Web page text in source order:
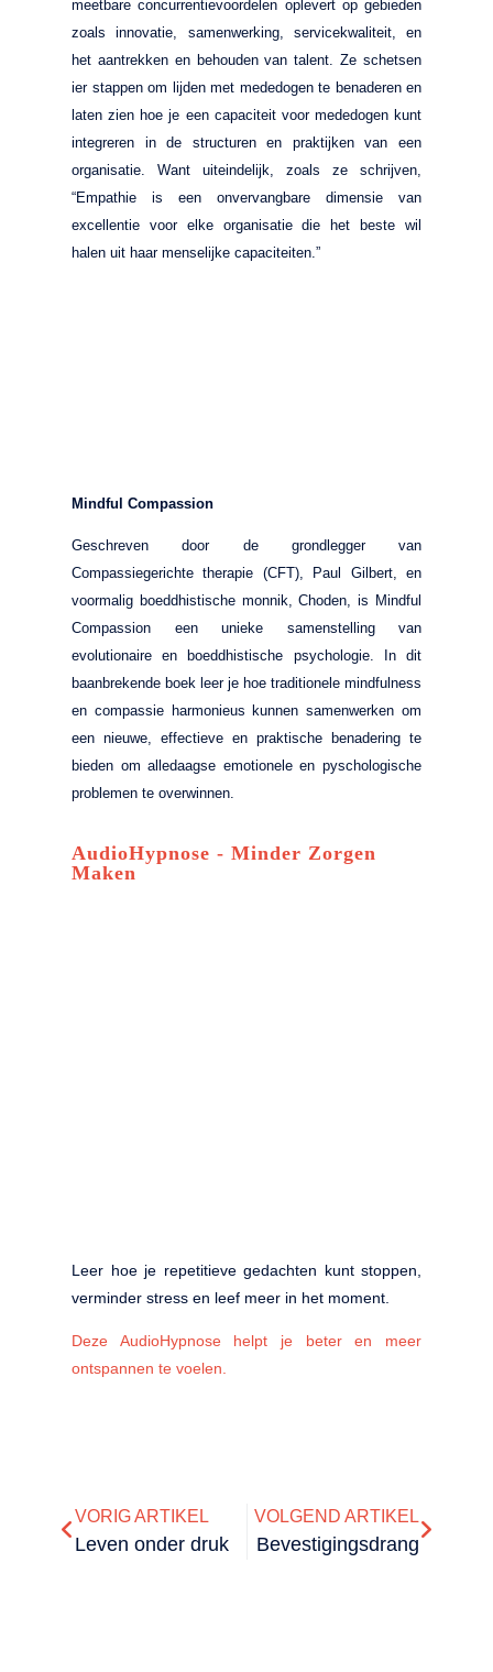
meetbare concurrentievoordelen oplevert op gebieden
zoals innovatie, samenwerking, servicekwaliteit, en
het aantrekken en behouden van talent. Ze schetsen
ier stappen om lijden met mededogen te benaderen en
laten zien hoe je een capaciteit voor mededogen kunt
integreren in de structuren en praktijken van een
organisatie. Want uiteindelijk, zoals ze schrijven,
“Empathie is een onvervangbare dimensie van
excellentie voor elke organisatie die het beste wil
halen uit haar menselijke capaciteiten.”
Mindful Compassion
Geschreven door de grondlegger van
Compassiegerichte therapie (CFT), Paul Gilbert, en
voormalig boeddhistische monnik, Choden, is Mindful
Compassion een unieke samenstelling van
evolutionaire en boeddhistische psychologie. In dit
baanbrekende boek leer je hoe traditionele mindfulness
en compassie harmonieus kunnen samenwerken om
een nieuwe, effectieve en praktische benadering te
bieden om alledaagse emotionele en pyschologische
problemen te overwinnen.
AudioHypnose - Minder Zorgen
Maken
Leer hoe je repetitieve gedachten kunt stoppen,
verminder stress en leef meer in het moment.
Deze AudioHypnose helpt je beter en meer
ontspannen te voelen.
VORIG ARTIKEL
Leven onder druk
VOLGEND ARTIKEL
Bevestigingsdrang